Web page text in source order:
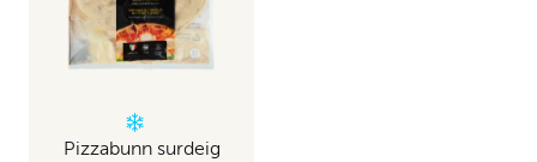
Pizzabunn surdeig